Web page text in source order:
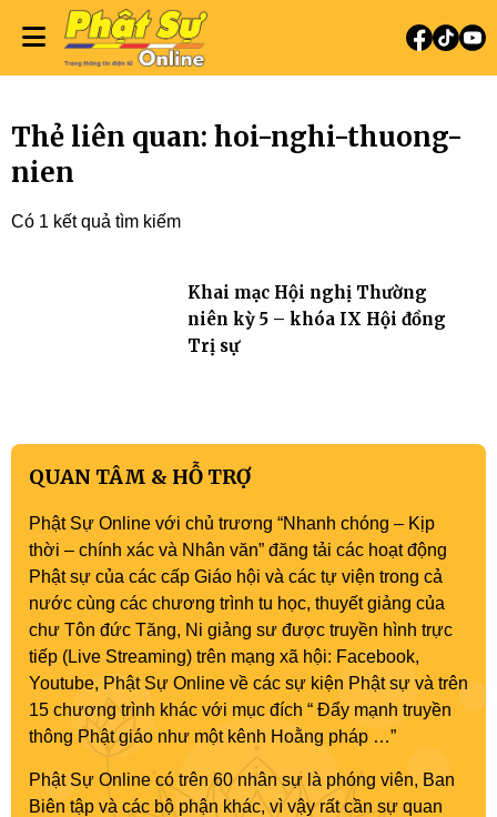
Thẻ liên quan: hoi-nghi-thuong-
nien
Có 1 kết quả tìm kiếm
Khai mạc Hội nghị Thường
niên kỳ 5 – khóa IX Hội đồng
Trị sự
QUAN TÂM & HỖ TRỢ
Phật Sự Online với chủ trương “Nhanh chóng – Kịp
thời – chính xác và Nhân văn” đăng tải các hoạt động
Phật sự của các cấp Giáo hội và các tự viện trong cả
nước cùng các chương trình tu học, thuyết giảng của
chư Tôn đức Tăng, Ni giảng sư được truyền hình trực
tiếp (Live Streaming) trên mạng xã hội: Facebook,
Youtube, Phật Sự Online về các sự kiện Phật sự và trên
15 chương trình khác với mục đích “ Đẩy mạnh truyền
thông Phật giáo như một kênh Hoằng pháp …”
Phật Sự Online có trên 60 nhân sự là phóng viên, Ban
Biên tập và các bộ phận khác, vì vậy rất cần sự quan